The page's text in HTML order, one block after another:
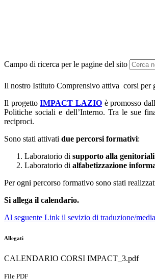
Campo di ricerca per le pagine del sito
Il nostro Istituto Comprensivo attiva corsi per
Il progettoIMPACT LAZIOè promosso
Politiche sociali e dell’Interno. Tra le sue
reciproci.
Sono stati attivati due percorsi formativi:
Laboratorio di supporto alla
Laboratorio di alfabetizzazione
Per ogni percorso formativo sono stati
Si allega il calendario.
Al seguente Link il sevizio di traduzione/
Allegati
CALENDARIO CORSI IMPACT_3.pdf
File PDF